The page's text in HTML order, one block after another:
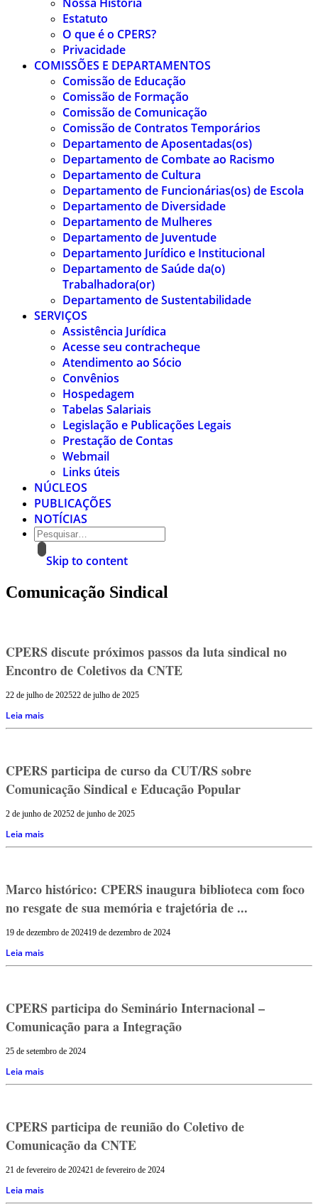
Estatuto
O que é o CPERS?
Privacidade
COMISSÕES E DEPARTAMENTOS
Comissão de Educação
Comissão de Formação
Comissão de Comunicação
Comissão de Contratos Temporários
Departamento de Aposentadas(os)
Departamento de Combate ao Racismo
Departamento de Cultura
Departamento de Funcionárias(os) de Escola
Departamento de Diversidade
Departamento de Mulheres
Departamento de Juventude
Departamento Jurídico e Institucional
Departamento de Saúde da(o)
Trabalhadora(or)
Departamento de Sustentabilidade
SERVIÇOS
Assistência Jurídica
Acesse seu contracheque
Atendimento ao Sócio
Convênios
Hospedagem
Tabelas Salariais
Legislação e Publicações Legais
Prestação de Contas
Webmail
Links úteis
NÚCLEOS
PUBLICAÇÕES
NOTÍCIAS
Skip to content
Comunicação Sindical
CPERS discute próximos passos da luta sindical no
Encontro de Coletivos da CNTE
22 de julho de 202522 de julho de 2025
Leia mais
CPERS participa de curso da CUT/RS sobre
Comunicação Sindical e Educação Popular
2 de junho de 20252 de junho de 2025
Leia mais
Marco histórico: CPERS inaugura biblioteca com foco
no resgate de sua memória e trajetória de ...
19 de dezembro de 202419 de dezembro de 2024
Leia mais
CPERS participa do Seminário Internacional –
Comunicação para a Integração
25 de setembro de 2024
Leia mais
CPERS participa de reunião do Coletivo de
Comunicação da CNTE
21 de fevereiro de 202421 de fevereiro de 2024
Leia mais